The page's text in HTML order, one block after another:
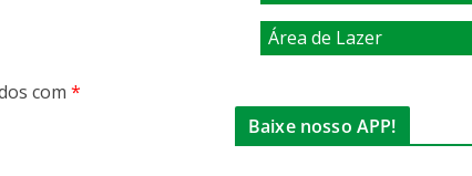
com *
Área de Lazer
Baixe nosso APP!